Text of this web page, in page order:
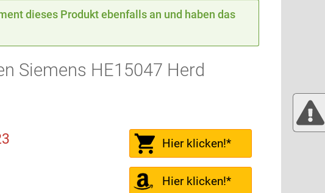
dieses Produkt ebenfalls an und haben das
Siemens HE15047 Herd
Hier klicken!*
Hier klicken!*